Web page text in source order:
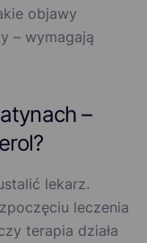
objawy
– wymagają
–
lekarz.
leczenia
terapia działa